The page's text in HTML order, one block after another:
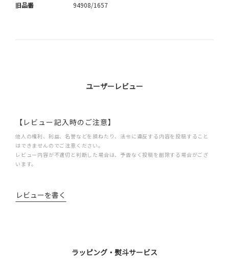
旧品番 94908/1657
ユーザーレビュー
【レビュー記入時のご注意】
他人の権利、利益、名誉などを損ねたり、法令に違反する内容を投稿すること
はできませんのでご注意ください。
レビュー内容が不適切と判断した場合は、予告なく投稿を削除する場合がござ
います。
レビューを書く
ラッピング・熨斗サービス